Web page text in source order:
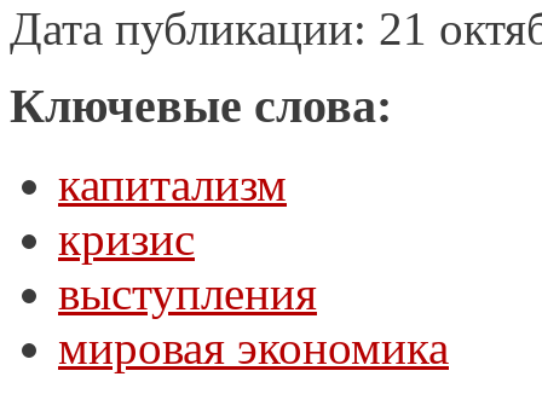
Дата публикации: 21
Ключевые слова:
капитализм
кризис
выступления
мировая экономика